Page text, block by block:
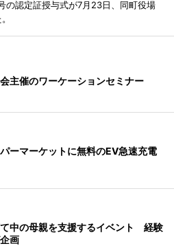
の認定証授与式が7月23日、同町役場
主催のワーケーションセミナー
ーマーケットに無料のEV急速充電
中の母親を支援するイベント 経験
画